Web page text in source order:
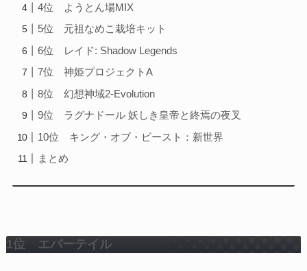
4位 ようとん場MIX
5位 元祖なめこ栽培キット
6位 レイド: Shadow Legends
7位 神姫プロジェクトA
8位 幻想神域2-Evolution
9位 ラグナドール 妖しき皇帝と終焉の夜叉
10位 キング・オブ・ビースト：新世界
まとめ
1位 エバーテイル